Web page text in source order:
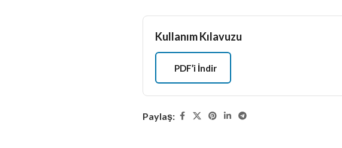
Kullanım Kılavuzu
PDF’i İndir
Paylaş: